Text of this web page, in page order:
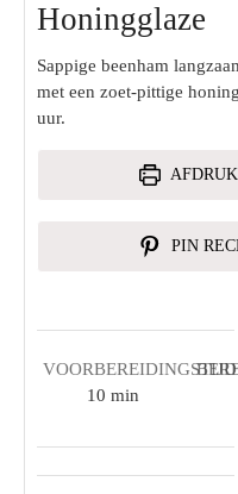
Honingglaze
Sappige beenham
met een zoet-pittige
uur.
PIN
VOORBEREIDINGSTIJD
10 min